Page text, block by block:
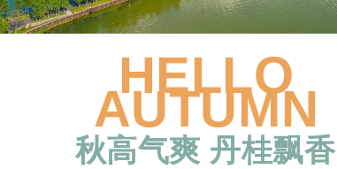
HELLO
AUTUMN
秋高气爽 丹桂飘香